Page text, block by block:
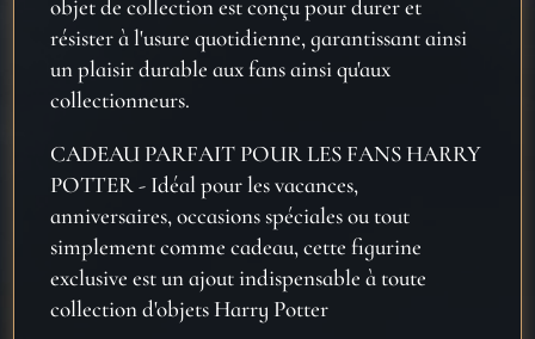
objet de collection est conçu pour durer et
résister à l'usure quotidienne, garantissant ainsi
un plaisir durable aux fans ainsi qu'aux
collectionneurs.
CADEAU PARFAIT POUR LES FANS HARRY
POTTER - Idéal pour les vacances,
anniversaires, occasions spéciales ou tout
simplement comme cadeau, cette figurine
exclusive est un ajout indispensable à toute
collection d'objets Harry Potter